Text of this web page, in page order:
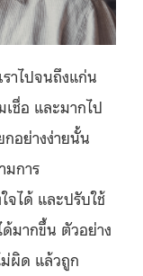
าไปจนถึงแก่น
ชื่อ และมากไป
อย่างง่ายนั้น
มการ
จได้ และปรับใช้
มากขึ้น ตัวอย่าง
ม่ผิด แล้วถูก